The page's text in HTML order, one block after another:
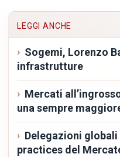
LEGGI ANCHE
Sogemi, Lorenzo
infrastrutture
Mercati
una sempre
Delegazioni
practices del